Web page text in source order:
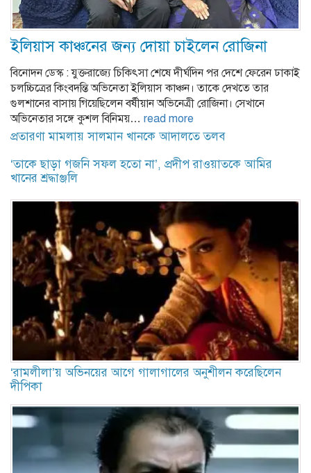
ইলিয়াস কাঞ্চনের জন্য দোয়া চাইলেন রোজিনা
বিনোদন ডেস্ক : যুক্তরাজ্যে চিকিৎসা শেষে দীর্ঘদিন পর দেশে ফেরেন ঢাকাই
চলচ্চিত্রের কিংবদন্তি অভিনেতা ইলিয়াস কাঞ্চন। তাকে দেখতে তার
গুলশানের বাসায় গিয়েছিলেন বর্ষীয়ান অভিনেত্রী রোজিনা। সেখানে
অভিনেতার সঙ্গে কুশল বিনিময়… read more
প্রতারণা মামলায় সালমান খানকে আদালতে তলব
‘তাকে ছাড়া গজনি সফল হতো না’, প্রদীপ রাওয়াতকে আমির
খানের শ্রদ্ধাঞ্জলি
‘রামলীলা’য় অভিনয়ের আগে গালাগালের অনুশীলন করেছিলেন
দীপিকা